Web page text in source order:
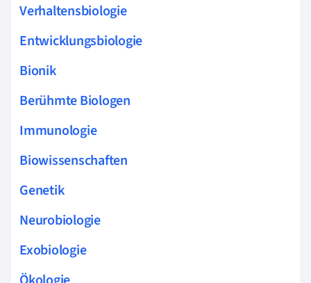
Verhaltensbiologie
Entwicklungsbiologie
Bionik
Berühmte Biologen
Immunologie
Biowissenschaften
Genetik
Neurobiologie
Exobiologie